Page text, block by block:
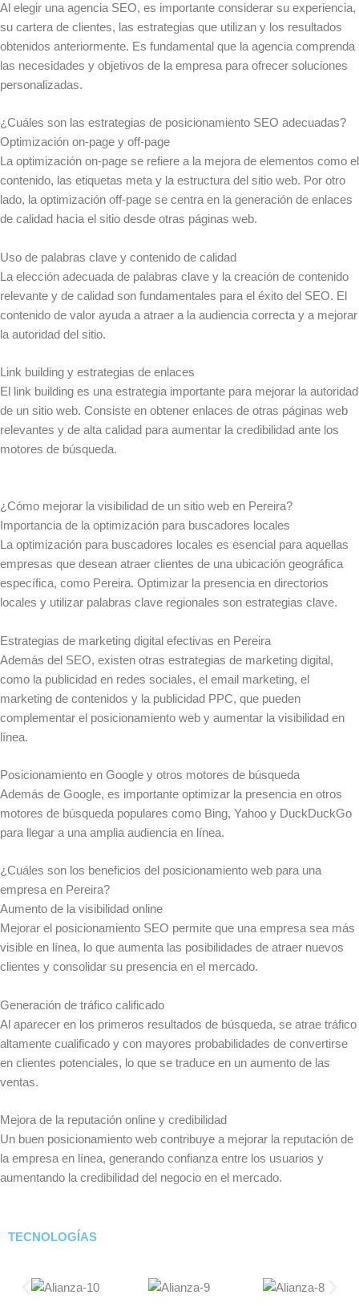
Al elegir una agencia SEO, es importante considerar su experiencia,
su cartera de clientes, las estrategias que utilizan y los resultados
obtenidos anteriormente. Es fundamental que la agencia comprenda
las necesidades y objetivos de la empresa para ofrecer soluciones
personalizadas.
¿Cuáles son las estrategias de posicionamiento SEO adecuadas?
Optimización on-page y off-page
La optimización on-page se refiere a la mejora de elementos como el
contenido, las etiquetas meta y la estructura del sitio web. Por otro
lado, la optimización off-page se centra en la generación de enlaces
de calidad hacia el sitio desde otras páginas web.
Uso de palabras clave y contenido de calidad
La elección adecuada de palabras clave y la creación de contenido
relevante y de calidad son fundamentales para el éxito del SEO. El
contenido de valor ayuda a atraer a la audiencia correcta y a mejorar
la autoridad del sitio.
Link building y estrategias de enlaces
El link building es una estrategia importante para mejorar la autoridad
de un sitio web. Consiste en obtener enlaces de otras páginas web
relevantes y de alta calidad para aumentar la credibilidad ante los
motores de búsqueda.
¿Cómo mejorar la visibilidad de un sitio web en Pereira?
Importancia de la optimización para buscadores locales
La optimización para buscadores locales es esencial para aquellas
empresas que desean atraer clientes de una ubicación geográfica
específica, como Pereira. Optimizar la presencia en directorios
locales y utilizar palabras clave regionales son estrategias clave.
Estrategias de marketing digital efectivas en Pereira
Además del SEO, existen otras estrategias de marketing digital,
como la publicidad en redes sociales, el email marketing, el
marketing de contenidos y la publicidad PPC, que pueden
complementar el posicionamiento web y aumentar la visibilidad en
línea.
Posicionamiento en Google y otros motores de búsqueda
Además de Google, es importante optimizar la presencia en otros
motores de búsqueda populares como Bing, Yahoo y DuckDuckGo
para llegar a una amplia audiencia en línea.
¿Cuáles son los beneficios del posicionamiento web para una
empresa en Pereira?
Aumento de la visibilidad online
Mejorar el posicionamiento SEO permite que una empresa sea más
visible en línea, lo que aumenta las posibilidades de atraer nuevos
clientes y consolidar su presencia en el mercado.
Generación de tráfico calificado
Al aparecer en los primeros resultados de búsqueda, se atrae tráfico
altamente cualificado y con mayores probabilidades de convertirse
en clientes potenciales, lo que se traduce en un aumento de las
ventas.
Mejora de la reputación online y credibilidad
Un buen posicionamiento web contribuye a mejorar la reputación de
la empresa en línea, generando confianza entre los usuarios y
aumentando la credibilidad del negocio en el mercado.
TECNOLOGÍAS